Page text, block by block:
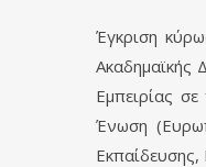
Έγκριση
Ακαδημαϊκής
Εμπειρίας
Ένωση